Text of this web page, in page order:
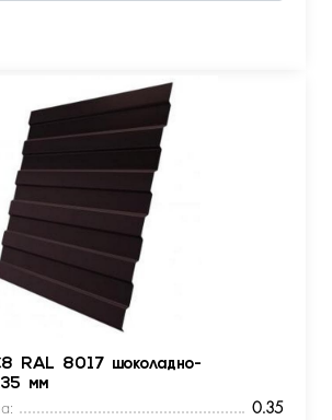
RAL 8017 шоколадно-
мм
0.35